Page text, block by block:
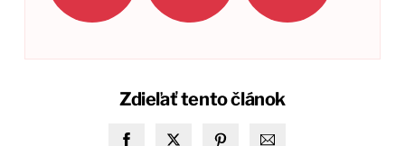
Zdieľať tento článok